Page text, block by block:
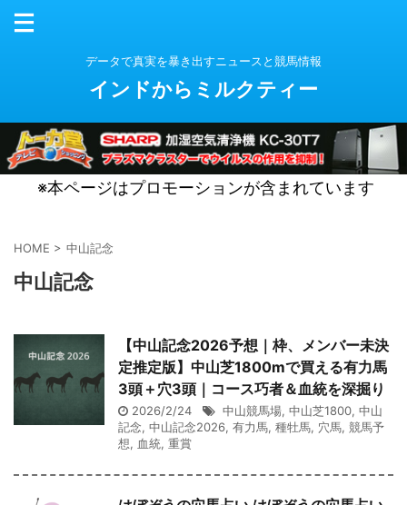
データで真実を暴き出すニュースと競馬情報
インドからミルクティー
※本ページはプロモーションが含まれています
HOME > 中山記念
中山記念
【中山記念2026予想｜枠、メンバー未決
定推定版】中山芝1800mで買える有力馬
3頭＋穴3頭｜コース巧者＆血統を深掘り
2026/2/24 中山競馬場, 中山芝1800, 中山
記念, 中山記念2026, 有力馬, 種牡馬, 穴馬, 競馬予
想, 血統, 重賞